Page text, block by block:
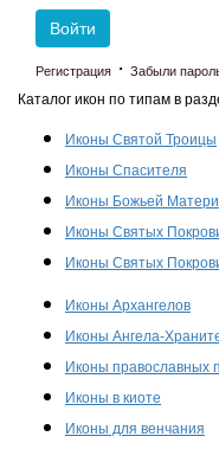
Войти
Регистрация · Забыли
Каталог икон по типам в
Иконы Святой Троицы
Иконы Спасителя
Иконы Божьей Матери
Иконы Святых
Иконы Святых
Иконы Архангелов
Иконы Ангела-
Иконы православных
Иконы в киоте
Иконы для венчания